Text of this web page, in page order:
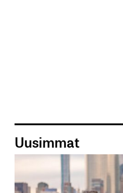
Uusimmat